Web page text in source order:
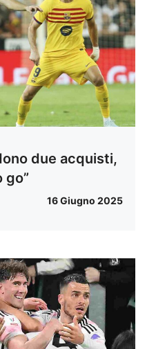
due acquisti,
go”
16 Giugno 2025